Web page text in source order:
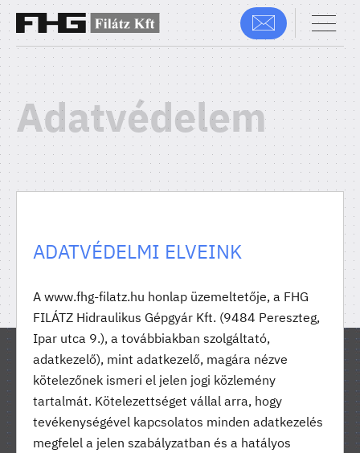
Adatvédelem
ADATVÉDELMI ELVEINK
A www.fhg-filatz.hu honlap üzemeltetője, a FHG
FILÁTZ Hidraulikus Gépgyár Kft. (9484 Pereszteg,
Ipar utca 9.), a továbbiakban szolgáltató,
adatkezelő), mint adatkezelő, magára nézve
kötelezőnek ismeri el jelen jogi közlemény
tartalmát. Kötelezettséget vállal arra, hogy
tevékenységével kapcsolatos minden adatkezelés
megfelel a jelen szabályzatban és a hatályos
FHG FILATZ GÉPGYÁR - 1989-ben alakított családi vállalkozás
hisz abban, hogy elhivatott munkával, szakértelemmel tudja
kiszolgálni üzleti partnereit